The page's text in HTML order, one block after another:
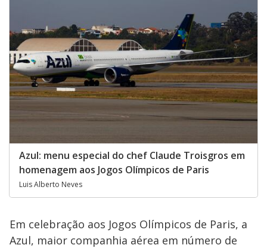
Azul: menu especial do chef Claude Troisgros em
homenagem aos Jogos Olímpicos de Paris
Luis Alberto Neves
Em celebração aos Jogos Olímpicos de Paris, a
Azul, maior companhia aérea em número de